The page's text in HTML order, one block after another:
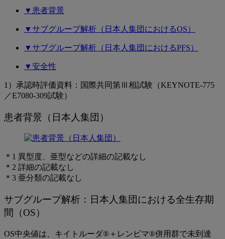
（日
人
集
団）
▼患者背景
▼サブグループ解析（日本人集団におけるOS）
▼サブグループ解析（日本人集団におけるPFS）
▼安全性
1）承認時評価資料：国際共同第Ⅲ相試験（KEYNOTE-775
／E7080-309試験）
患者背景（日本人集団）
＊1 異型度、亜型などの詳細の記載なし
＊2 詳細の記載なし
＊3 亜分類の記載なし
サブグループ解析：日本人集団における全生存期
間（OS）
OS中央値は、キイトルーダ®＋レンビマ®併用群で未到達